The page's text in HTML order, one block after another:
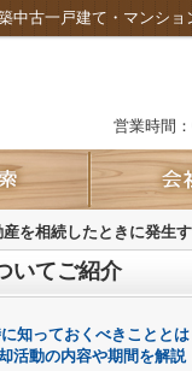
古一戸建て・マンシ
営業時間
産を相続したときに発生
いてご紹介
知っておくべきこととは
活動の内容や期間を解